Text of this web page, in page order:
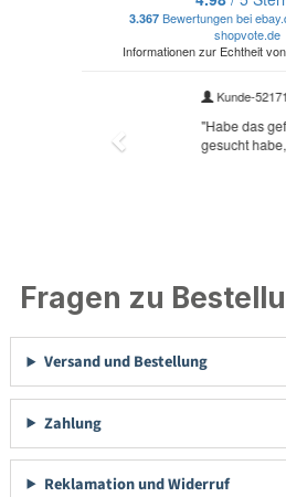
Fragen zu
Versand und Bestellung
Zahlung
Reklamation und Widerruf